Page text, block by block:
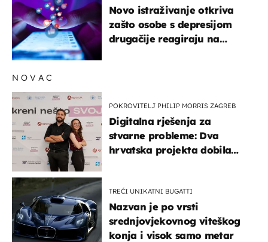
Novo istraživanje otkriva
zašto osobe s depresijom
drugačije reagiraju na
NOVAC
POKROVITELJ PHILIP MORRIS ZAGREB
Digitalna rješenja za
stvarne probleme: Dva
hrvatska projekta dobila
TREĆI UNIKATNI BUGATTI
Nazvan je po vrsti
srednjovjekovnog viteškog
konja i visok samo metar